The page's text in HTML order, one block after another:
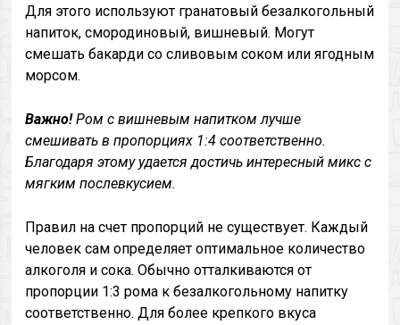
Для этого используют гранатовый безалкогольный
напиток, смородиновый, вишневый. Могут
смешать бакарди со сливовым соком или ягодным
морсом.
Важно!Ром с вишневым напитком лучше
смешивать в пропорциях 1:4 соответственно.
Благодаря этому удается достичь интересный микс с
мягким послевкусием.
Правил на счет пропорций не существует. Каждый
человек сам определяет оптимальное количество
алкоголя и сока. Обычно отталкиваются от
пропорции 1:3 рома к безалкогольному напитку
соответственно. Для более крепкого вкуса